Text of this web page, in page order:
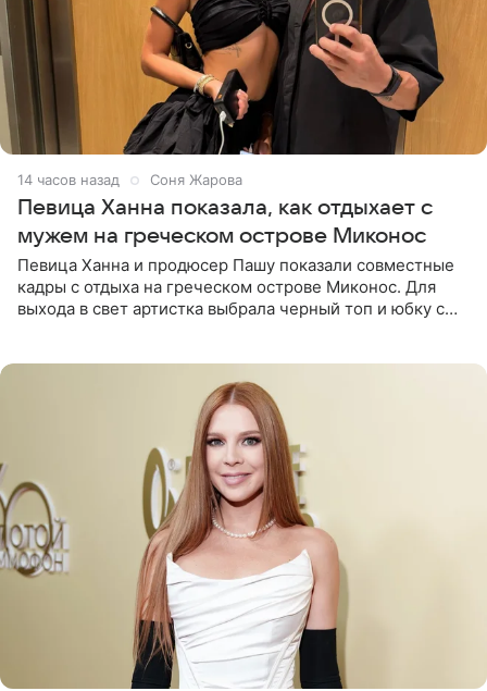
14 часов назад Соня Жарова
Певица Ханна показала, как отдыхает с
мужем на греческом острове Миконос
Певица Ханна и продюсер Пашу показали совместные
кадры с отдыха на греческом острове Миконос. Для
выхода в свет артистка выбрала черный топ и юбку с